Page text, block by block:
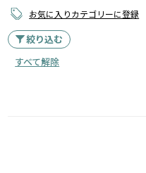
お気に入りカテゴリーに登録
絞り込む
すべて解除